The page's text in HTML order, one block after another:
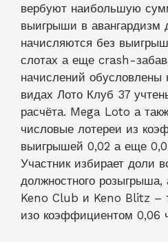
вербуют наибольшую
выигрыши в авангардизм
начисляются без
слотах а еще crash-
начислений
видах Лото Клуб 37
расчёта. Mega Loto а
числовые лотереи из
выигрышей 0,02 а еще
Участник избирает доли
должностного розыгрыша,
Keno Club и Keno Blitz –
изо коэффициентом 0,06